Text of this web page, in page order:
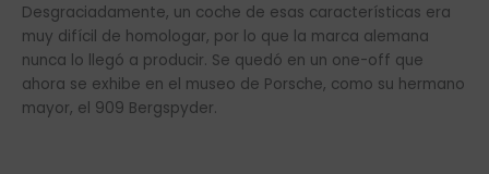
Desgraciadamente, un coche de esas características era
muy difícil de homologar, por lo que la marca alemana
nunca lo llegó a producir. Se quedó en un one-off que
ahora se exhibe en el museo de Porsche, como su hermano
mayor, el 909 Bergspyder.